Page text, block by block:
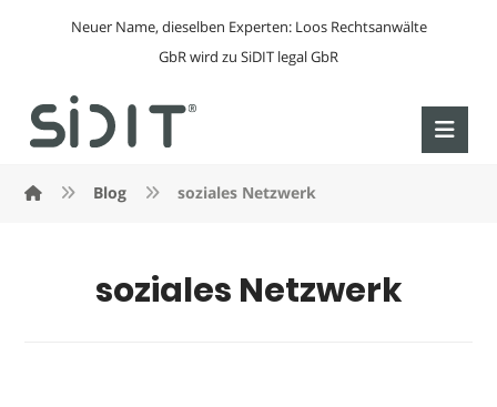
Neuer Name, dieselben Experten: Loos Rechtsanwälte
GbR wird zu SiDIT legal GbR
Blog soziales Netzwerk
soziales Netzwerk